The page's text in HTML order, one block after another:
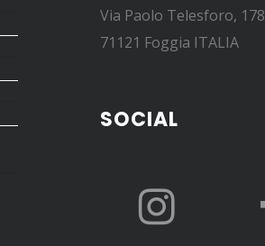
Via Paolo Telesforo, 178
71121 Foggia ITALIA
SOCIAL